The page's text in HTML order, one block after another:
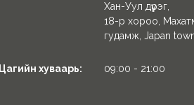
Хан-Уул дүүрэг,
18-р хороо,
гудамж, Japan
Цагийн хуваарь: 09:00 - 21:00